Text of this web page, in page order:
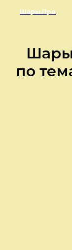
Шары.Про
по